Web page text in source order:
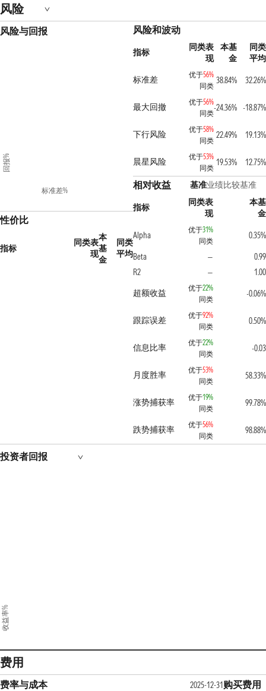
风险
风险与回报
标准差%
回报%
性价比
指标
同类表
现
本
基
金
同类
平均
风险和波动
指标
同类表
现
本基
金
同类
平均
标准差
优于56%
同类
38.84% 32.26%
最大回撤 优于56%
同类
-24.36% -18.87%
下行风险 优于58%
同类
22.49% 19.13%
晨星风险 优于53%
同类
19.53% 12.75%
相对收益 基准业绩比较基准
指标
同类表
现
本基
金
Alpha
优于31%
同类
0.35%
Beta
—
0.99
R2
—
1.00
超额收益
优于22%
同类
-0.06%
跟踪误差 优于92%
同类
0.50%
信息比率 优于22%
同类
-0.03
月度胜率 优于53%
同类
58.33%
涨势捕获率 优于19%
同类
99.78%
跌势捕获率 优于56%
同类
98.88%
投资者回报
收益率%
费用
费率与成本 2025-12-31购买费用